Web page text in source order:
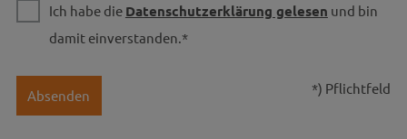
Ich habe die Datenschutzerklärung gelesen und bin
damit einverstanden.*
Absenden *) Pflichtfeld